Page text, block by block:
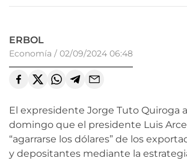
ERBOL
Economía / 02/09/2024 06:48
El expresidente Jorge Tuto Quiroga
domingo que el presidente Luis
“agarrarse los dólares” de los
y depositantes mediante la